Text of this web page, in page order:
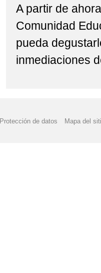
A partir de
Comunidad
pueda
inmediaciones
Protección de datos Mapa del